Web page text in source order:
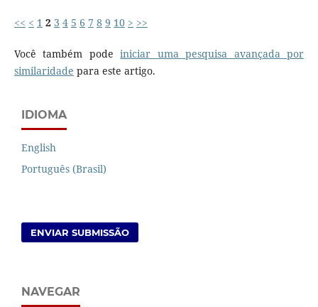
<< < 1 2 3 4 5 6 7 8 9 10 > >>
Você também podeiniciar uma pesquisa avançada por
similaridade para este artigo.
IDIOMA
English
Português (Brasil)
ENVIAR SUBMISSÃO
NAVEGAR